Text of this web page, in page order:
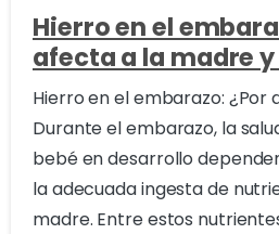
Hierro en el
afecta a la madre y
Hierro en el embarazo: ¿Por
Durante el embarazo, la
bebé en desarrollo
la adecuada ingesta de
madre. Entre estos